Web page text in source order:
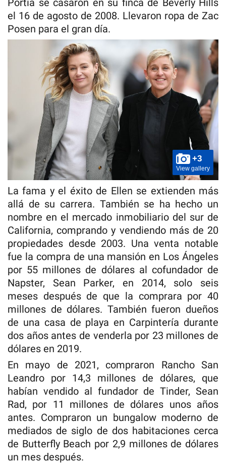
el 16 de agosto de 2008. Llevaron ropa de Zac
Posen para el gran día.
+3
View gallery
La fama y el éxito de Ellen se extienden más
allá de su carrera. También se ha hecho un
nombre en el mercado inmobiliario del sur de
California, comprando y vendiendo más de 20
propiedades desde 2003. Una venta notable
fue la compra de una mansión en Los Ángeles
por 55 millones de dólares al cofundador de
Napster, Sean Parker, en 2014, solo seis
meses después de que la comprara por 40
millones de dólares. También fueron dueños
de una casa de playa en Carpintería durante
dos años antes de venderla por 23 millones de
dólares en 2019.
En mayo de 2021, compraron Rancho San
Leandro por 14,3 millones de dólares, que
habían vendido al fundador de Tinder, Sean
Rad, por 11 millones de dólares unos años
antes. Compraron un bungalow moderno de
mediados de siglo de dos habitaciones cerca
de Butterfly Beach por 2,9 millones de dólares
un mes después.